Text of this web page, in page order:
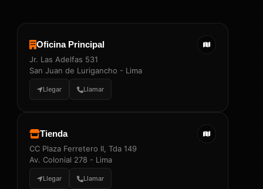
Oficina Principal
Jr. Las Adelfas 531
San Juan de Lurigancho - Lima
Llegar Llamar
Tienda
CC Plaza Ferretero II, Tda 149
Av. Colonial 278 - Lima
Llegar Llamar